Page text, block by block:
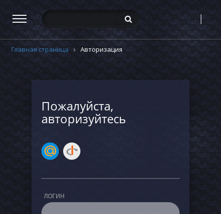
Главная страница Авторизация
Пожалуйста,
авторизуйтесь
ЛОГИН